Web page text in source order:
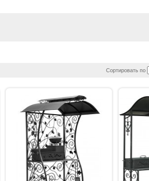
Сортировать по